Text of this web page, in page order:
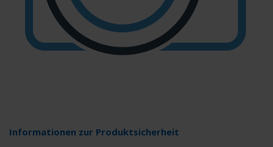
Informationen zur Produktsicherheit